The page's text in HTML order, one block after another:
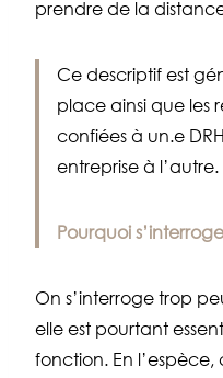
prendre de la
Ce descriptif est
place ainsi que les
confiées à un.e
entreprise à l’autre.
Pourquoi
On s’interroge trop
elle est pourtant
fonction. En